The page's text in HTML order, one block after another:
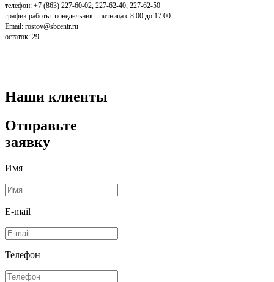
телефон: +7 (863) 227-60-02, 227-62-40, 227-62-50
график работы: понедельник - пятница с 8.00 до 17.00
Email: rostov@sbcentr.ru
остаток: 29
Наши клиенты
Отправьте
заявку
Имя
E-mail
Телефон